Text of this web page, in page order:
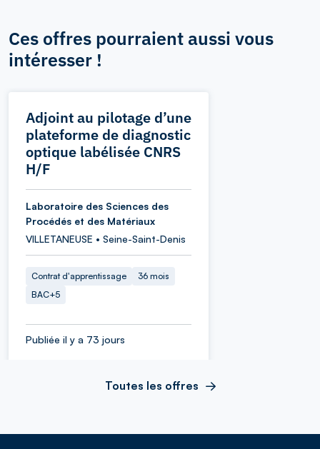
Ces offres pourraient aussi vous
intéresser !
Adjoint au pilotage d’une
plateforme de diagnostic
optique labélisée CNRS
H/F
Laboratoire des Sciences des
Procédés et des Matériaux
VILLETANEUSE • Seine-Saint-Denis
Contrat d'apprentissage
36 mois
BAC+5
Publiée il y a 73 jours
Toutes les offres